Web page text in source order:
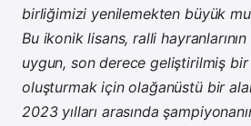
birliğimizi yenilemekten büyük
Bu ikonik lisans, ralli
uygun, son derece geliştirilmiş
oluşturmak için olağanüstü bir
2023 yılları arasında